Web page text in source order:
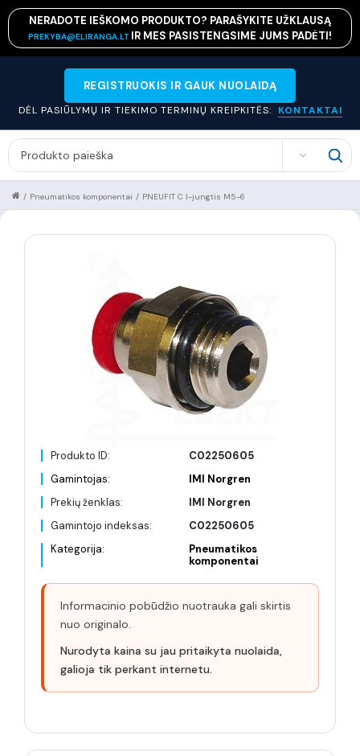
NERADOTE IEŠKOMO PRODUKTO? PARAŠYKITE UŽKLAUSĄ
PREKYBA@ELIRANGA.LT IR MES PASISTENGSIME JUMS PADĖTI!
REGISTRUOKIS IR GAUK NUOLAIDĄ
DĖL PASIŪLYMŲ IR TIEKIMO TERMINŲ KREIPKITĖS: KONTAKTAI
SEARCH
PNEUFIT C I-jungtis M5-6
/
Pneumatikos komponentai
/
Produkto ID:
C02250605
Gamintojas:
IMI Norgren
Prekių ženklas:
IMI Norgren
Gamintojo indeksas:
C02250605
Kategorija:
Pneumatikos
komponentai
Informacinio pobūdžio nuotrauka gali skirtis
nuo originalo.
Nurodyta kaina su jau pritaikyta nuolaida,
galioja tik perkant internetu.